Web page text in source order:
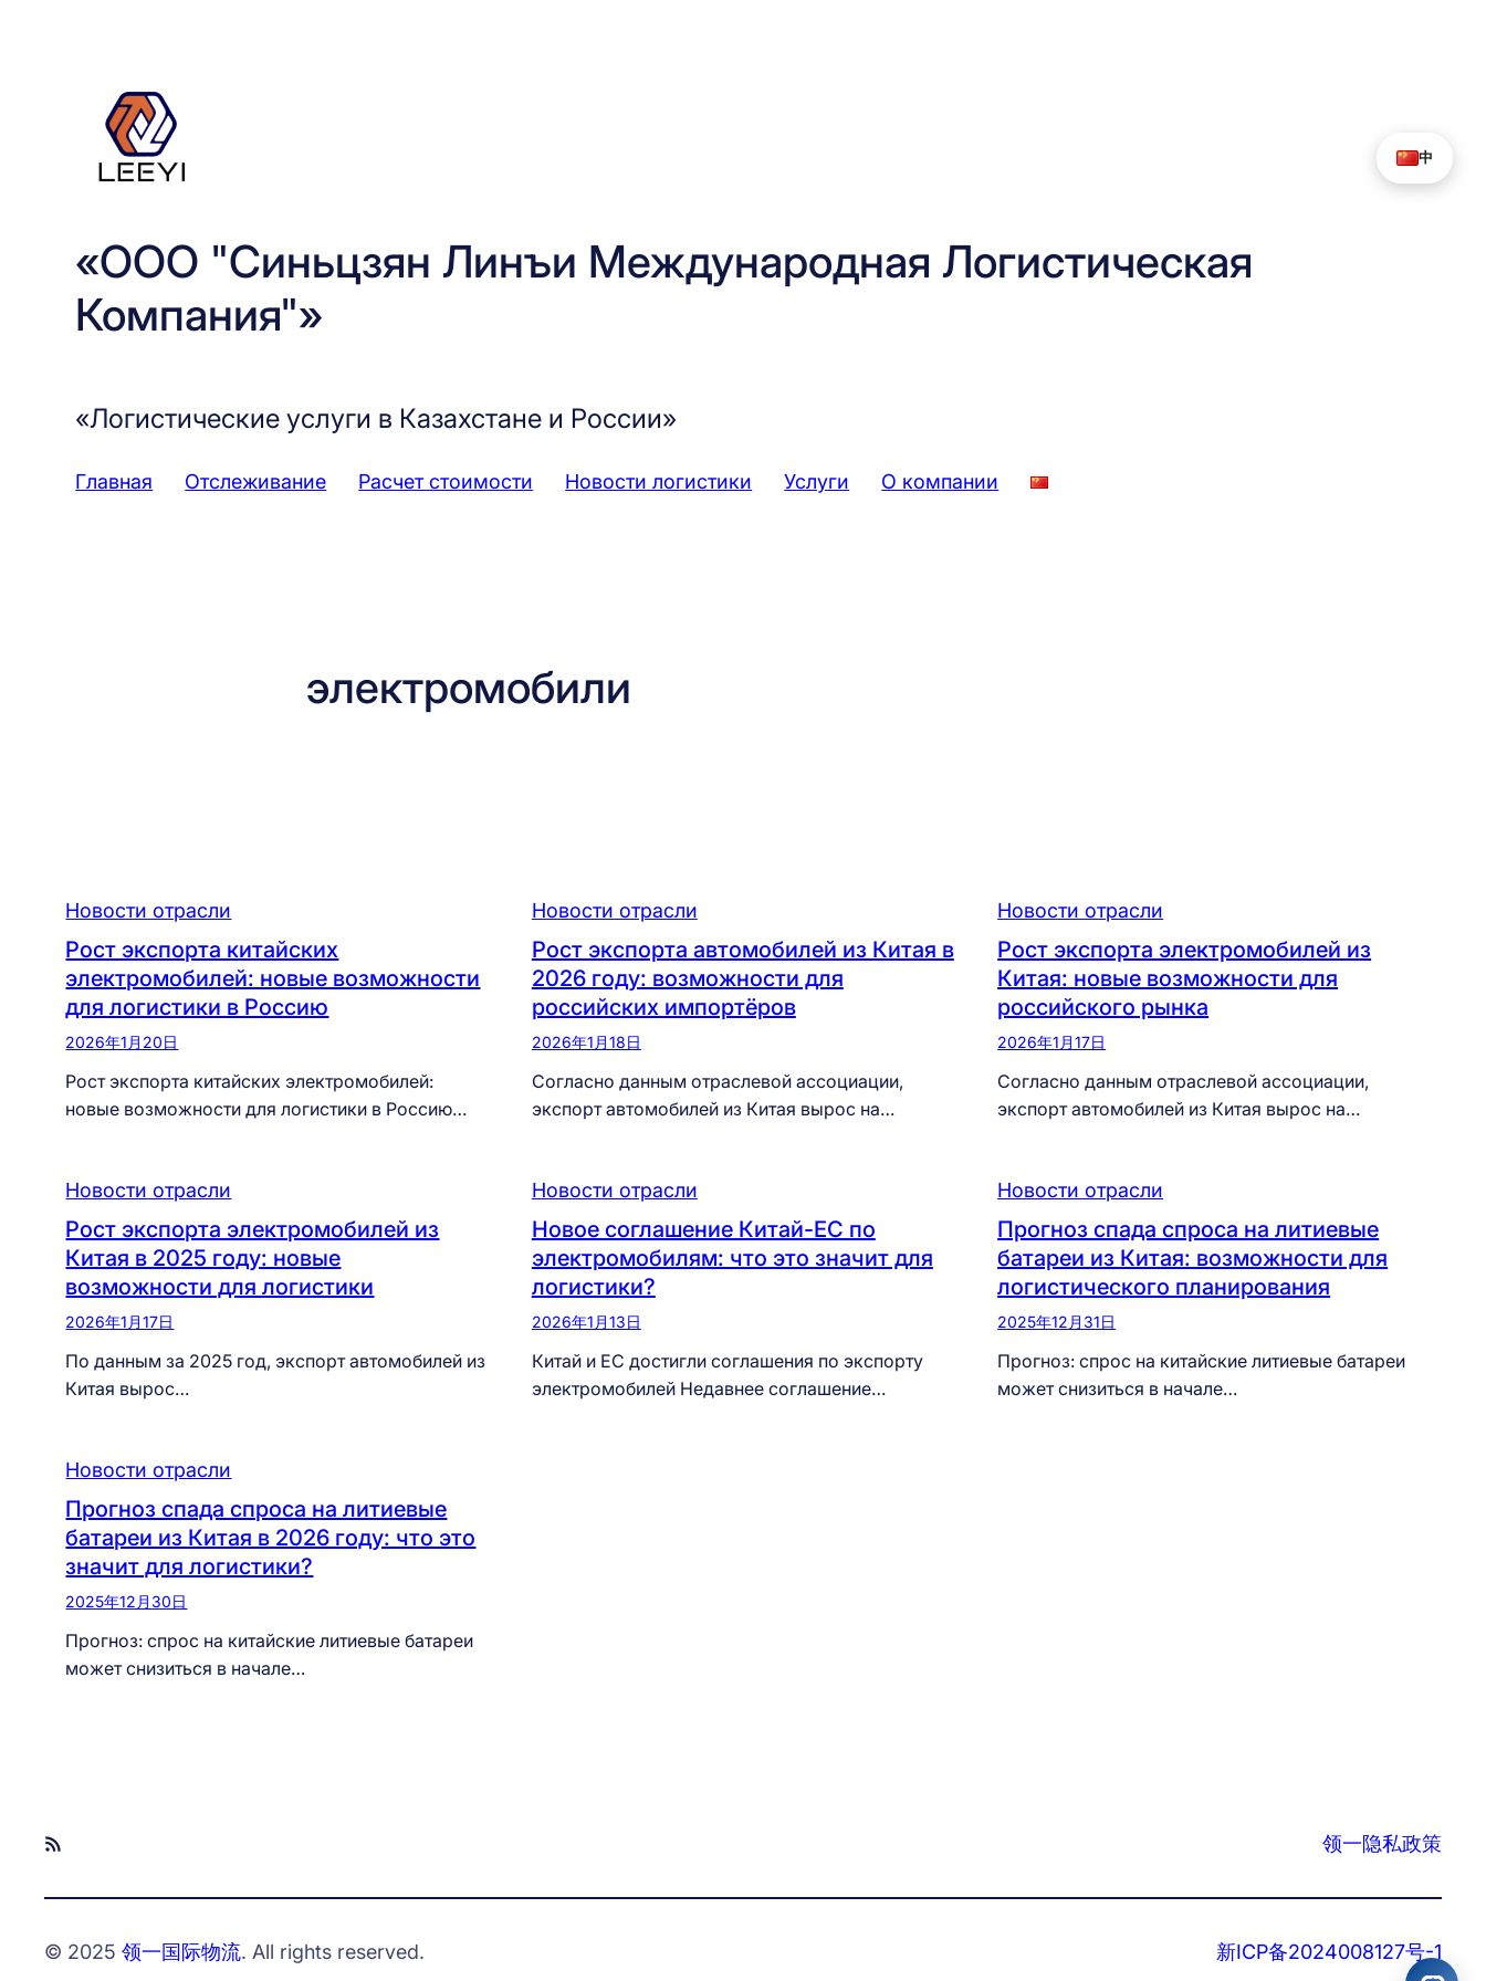
«ООО "Синьцзян Линъи Международная Логистическая
Компания"»
«Логистические услуги в Казахстане и России»
Главная Отслеживание Расчет стоимости Новости логистики Услуги О компании
электромобили
Новости отрасли
Рост экспорта китайских
электромобилей: новые возможности
для логистики в Россию
2026年1月20日
Рост экспорта китайских электромобилей:
новые возможности для логистики в Россию…
Новости отрасли
Рост экспорта автомобилей из Китая в
2026 году: возможности для
российских импортёров
2026年1月18日
Согласно данным отраслевой ассоциации,
экспорт автомобилей из Китая вырос на…
Новости отрасли
Рост экспорта электромобилей из
Китая: новые возможности для
российского рынка
2026年1月17日
Согласно данным отраслевой ассоциации,
экспорт автомобилей из Китая вырос на…
Новости отрасли
Рост экспорта электромобилей из
Китая в 2025 году: новые
возможности для логистики
2026年1月17日
По данным за 2025 год, экспорт автомобилей из
Китая вырос…
Новости отрасли
Новое соглашение Китай-ЕС по
электромобилям: что это значит для
логистики?
2026年1月13日
Китай и ЕС достигли соглашения по экспорту
электромобилей Недавнее соглашение…
Новости отрасли
Прогноз спада спроса на литиевые
батареи из Китая: возможности для
логистического планирования
2025年12月31日
Прогноз: спрос на китайские литиевые батареи
может снизиться в начале…
Новости отрасли
Прогноз спада спроса на литиевые
батареи из Китая в 2026 году: что это
значит для логистики?
2025年12月30日
Прогноз: спрос на китайские литиевые батареи
может снизиться в начале…
RSS Feed 领一隐私政策
© 2025 领一国际物流. All rights reserved. 新ICP备2024008127号-1
中